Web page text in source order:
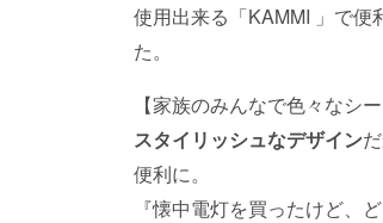
使用出来る「KAMMI 」で便
た。
【家族のみんなで色々なシ
スタイリッシュなデザイン
便利に。
『懐中電灯を買ったけど、